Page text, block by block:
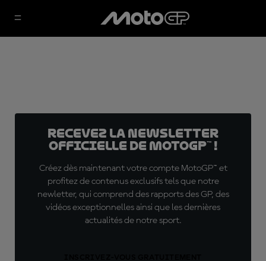
Recevez la Newsletter
officielle de MotoGP™ !
Créez dès maintenant votre compte MotoGP™ et
profitez de contenus exclusifs tels que notre
newletter, qui comprend des rapports des GP, des
vidéos exceptionnelles ainsi que les dernières
actualités de notre sport.